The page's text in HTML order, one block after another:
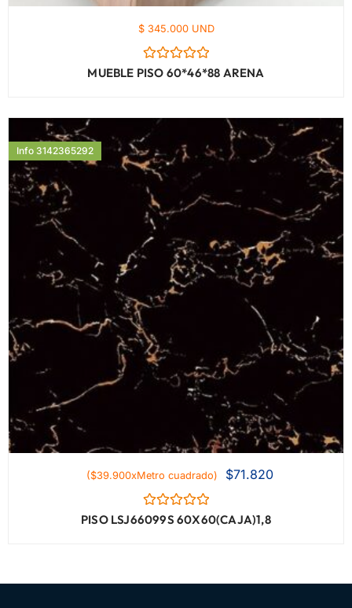
$ 345.000 UND
Valorado
con
5
MUEBLE PISO 60*46*88 ARENA
Info 3142365292
($39.900xMetro cuadrado) $71.820
Valorado
PISO LSJ66099S 60X60(CAJA)1,8